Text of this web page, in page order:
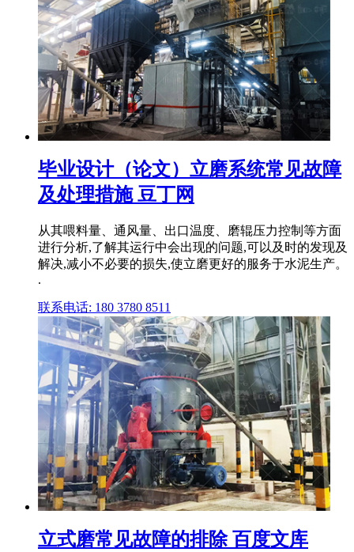
毕业设计（论文）立磨系统常见故障
及处理措施 豆丁网
从其喂料量、通风量、出口温度、磨辊压力控制等方面
进行分析,了解其运行中会出现的问题,可以及时的发现及
解决,减小不必要的损失,使立磨更好的服务于水泥生产。
.
联系电话: 180 3780 8511
立式磨常见故障的排除 百度文库